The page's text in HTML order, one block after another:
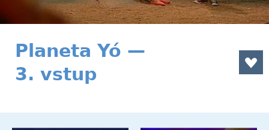
Planeta Yó —
3. vstup